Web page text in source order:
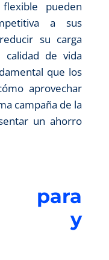
pueden
a sus
su carga
de vida
que los
aprovechar
campaña de la
un ahorro
para
y